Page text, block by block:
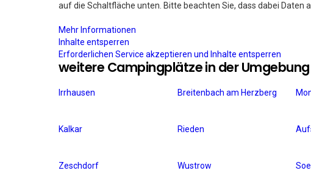
auf die Schaltfläche unten. Bitte beachten Sie, dass dabei Daten
Mehr Informationen
Inhalte entsperren
Erforderlichen Service akzeptieren und Inhalte entsperren
weitere Campingplätze in der Umgebung
Irrhausen Breitenbach am Herzberg
Kalkar Rieden
Zeschdorf Wustrow